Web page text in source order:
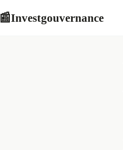
📰Investgouvernance